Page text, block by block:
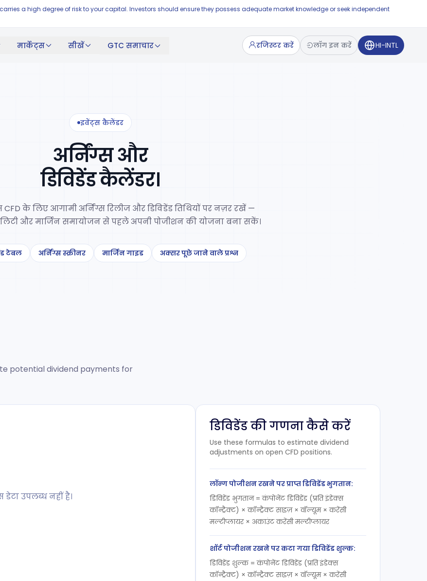
a high degree of risk to your capital. Investors should ensure they possess adequate market knowledge or seek independent
मार्केट्स सीखें GTC समाचार रजिस्टर करें लॉग इन करें HI-INTL
इवेंट्स कैलेंडर
अर्निंग्स और
डिविडेंड कैलेंडर।
के लिए आगामी अर्निंग्स रिलीज और डिविडेंड तिथियों पर नज़र रखें —
और मार्जिन समायोजन से पहले अपनी पोजीशन की योजना बना सकें।
टेबल अर्निंग्स स्क्रीनर मार्जिन गाइड अक्सर पूछे जाने वाले प्रश्न
potential dividend payments for
डेटा उपलब्ध नहीं है।
डिविडेंड की गणना कैसे करें
Use these formulas to estimate dividend
adjustments on open CFD positions.
लॉन्ग पोजीशन रखने पर प्राप्त डिविडेंड भुगतान:
डिविडेंड भुगतान = कंपोनेंट डिविडेंड (प्रति इंडेक्स
कॉन्ट्रैक्ट) × कॉन्ट्रैक्ट साइज़ × वॉल्यूम × करेंसी
मल्टीप्लायर × अकाउंट करेंसी मल्टीप्लायर
शॉर्ट पोजीशन रखने पर कटा गया डिविडेंड शुल्क:
डिविडेंड शुल्क = कंपोनेंट डिविडेंड (प्रति इंडेक्स
कॉन्ट्रैक्ट) × कॉन्ट्रैक्ट साइज़ × वॉल्यूम × करेंसी